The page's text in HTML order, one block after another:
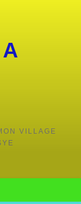
VILLAGE